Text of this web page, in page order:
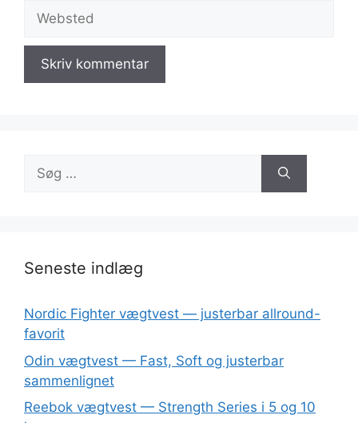
Websted
Søg
efter:
Seneste indlæg
Nordic Fighter vægtvest — justerbar allround-
favorit
Odin vægtvest — Fast, Soft og justerbar
sammenlignet
Reebok vægtvest — Strength Series i 5 og 10